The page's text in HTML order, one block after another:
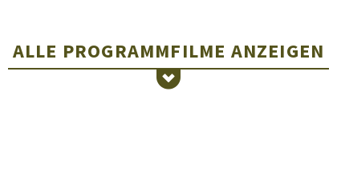
ALLE PROGRAMMFILME ANZEIGEN